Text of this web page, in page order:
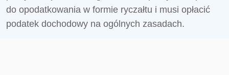
do opodatkowania w formie ryczałtu i musi opłacić
podatek dochodowy na ogólnych zasadach.